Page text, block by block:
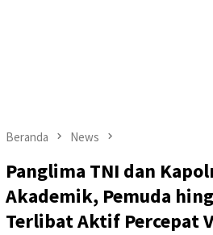
Beranda News
Panglima TNI dan
Akademik, Pemuda
Terlibat Aktif Percepat